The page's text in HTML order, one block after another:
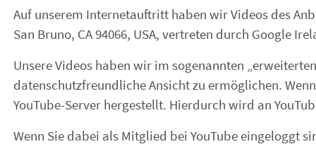
Auf unserem Internetauftritt haben wir Videos des
San Bruno, CA 94066, USA, vertreten durch Google
Unsere Videos haben wir im sogenannten
datenschutzfreundliche Ansicht zu ermöglichen.
YouTube-Server hergestellt. Hierdurch wird an
Wenn Sie dabei als Mitglied bei YouTube eingeloggt